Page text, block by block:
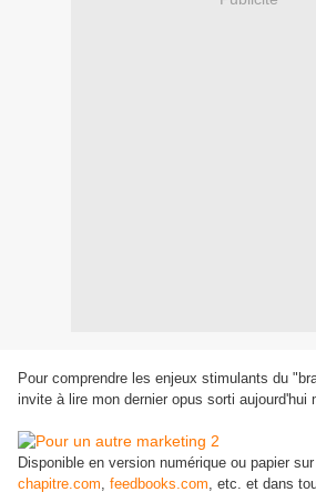
Pour comprendre les enjeux stimulants du
invite à lire mon dernier opus sorti aujourd'hui
Disponible en version numérique ou papier sur
chapitre.com, feedbooks.com, etc. et dans